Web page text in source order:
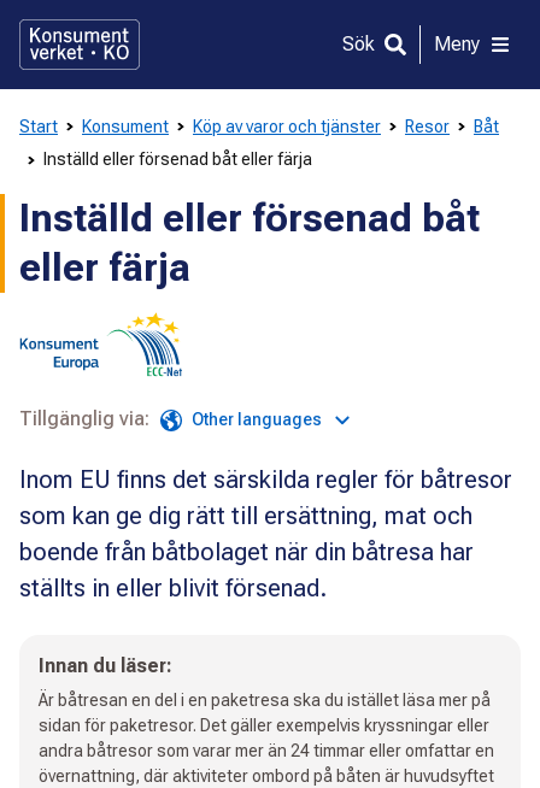
direkt
innehållet
Sök Meny
Start Konsument Köp av varor och tjänster Resor
Båt
Inställd eller försenad båt eller färja
Inställd eller försenad båt
eller färja
Tillgänglig via: Other languages
Inom EU finns det särskilda regler för båtresor
som kan ge dig rätt till ersättning, mat och
boende från båtbolaget när din båtresa har
ställts in eller blivit försenad.
Innan du läser:
Är båtresan en del i en paketresa ska du istället läsa mer på
sidan för paketresor. Det gäller exempelvis kryssningar eller
andra båtresor som varar mer än 24 timmar eller omfattar en
övernattning, där aktiviteter ombord på båten är huvudsyftet